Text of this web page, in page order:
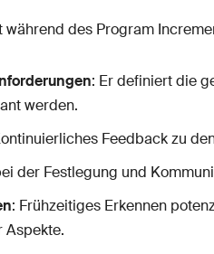
des Program
: Er definiert die
werden.
Feedback zu
der Festlegung und
: Frühzeitiges Erkennen
Aspekte.